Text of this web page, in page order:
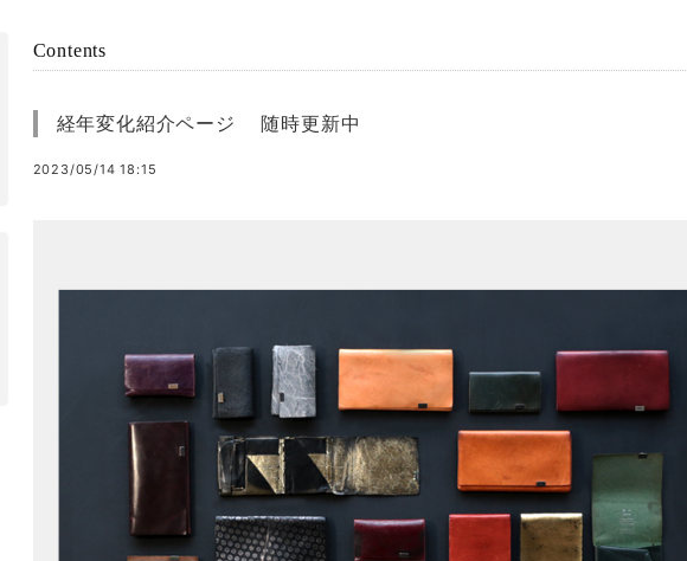
Contents
経年変化紹介ページ 随時更新中
2023/05/14 18:15